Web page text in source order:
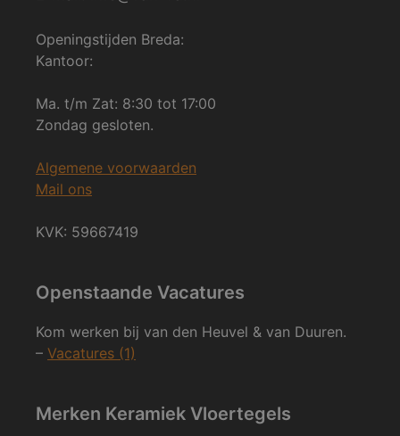
Openingstijden Breda:
Kantoor:
Ma. t/m Zat: 8:30 tot 17:00
Zondag gesloten.
Algemene voorwaarden
Mail ons
KVK: 59667419
Openstaande Vacatures
Kom werken bij van den Heuvel & van Duuren.
– Vacatures (1)
Merken Keramiek Vloertegels